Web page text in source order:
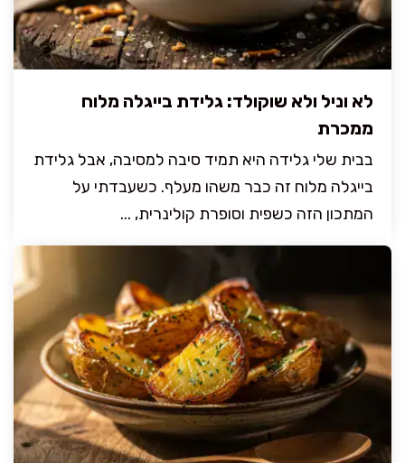
לא וניל ולא שוקולד: גלידת בייגלה מלוח
ממכרת
בבית שלי גלידה היא תמיד סיבה למסיבה, אבל גלידת
בייגלה מלוח זה כבר משהו מעלף. כשעבדתי על
המתכון הזה כשפית וסופרת קולינרית, ...